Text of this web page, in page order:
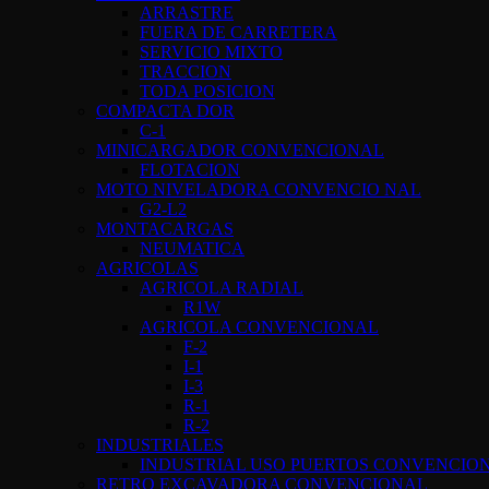
ARRASTRE
FUERA DE CARRETERA
SERVICIO MIXTO
TRACCION
TODA POSICION
COMPACTA DOR
C-1
MINICARGADOR CONVENCIONAL
FLOTACION
MOTO NIVELADORA CONVENCIO NAL
G2-L2
MONTACARGAS
NEUMATICA
AGRICOLAS
AGRICOLA RADIAL
R1W
AGRICOLA CONVENCIONAL
F-2
I-1
I-3
R-1
R-2
INDUSTRIALES
INDUSTRIAL USO PUERTOS
RETRO EXCAVADORA CONVENCIONAL